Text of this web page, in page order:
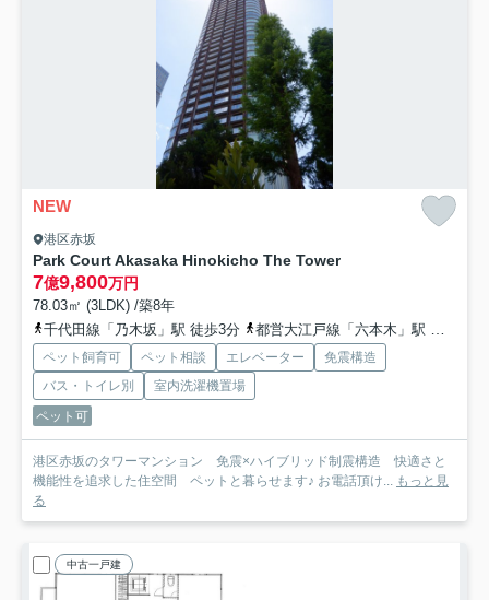
NEW
港区赤坂
Park Court Akasaka Hinokicho The Tower
7億9,800万円
78.03㎡ (3LDK) /築8年
千代田線「乃木坂」駅 徒歩3分
都営大江戸線「六本木」駅 徒歩7分
ペット飼育可 ペット相談 エレベーター
免震構造
バス・トイレ別
室内洗濯機置場
ペット可
港区赤坂のタワーマンション 免震×ハイブリッド制震構造 快適さと
機能性を追求した住空間 ペットと暮らせます♪ お電話頂け... もっと見
る
中古一戸建